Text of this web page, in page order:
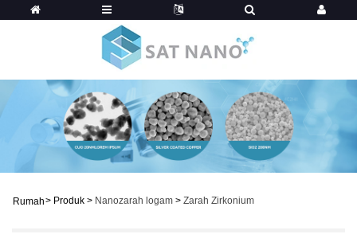
Rumah> Produk > Nanozarah logam > Zarah Zirkonium